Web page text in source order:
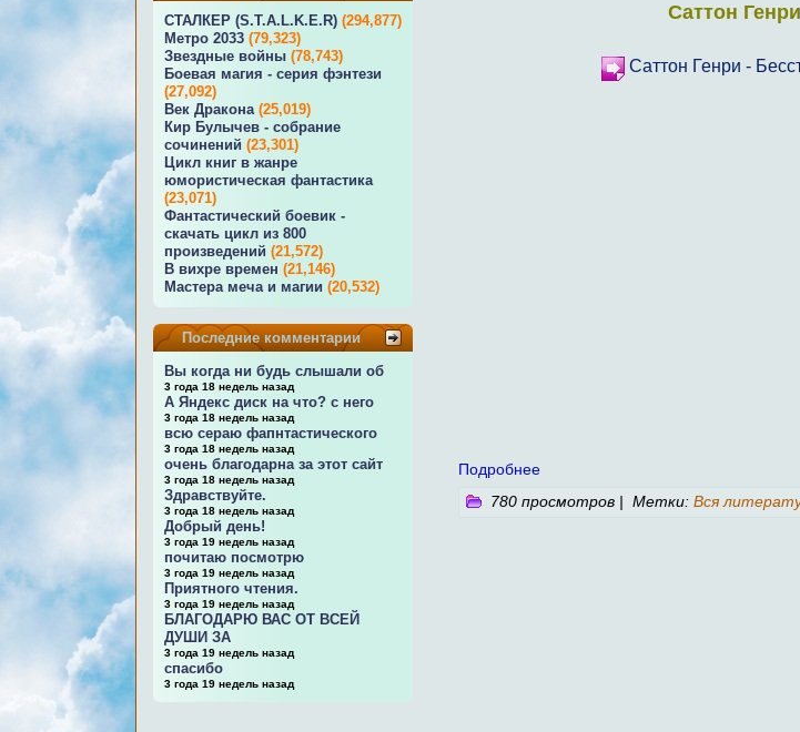
СТАЛКЕР (S.T.A.L.K.E.R) (294,877)
Метро 2033 (79,323)
Звездные войны (78,743)
Боевая магия - серия фэнтези
(27,092)
Век Дракона (25,019)
Кир Булычев - собрание
сочинений (23,301)
Цикл книг в жанре
юмористическая фантастика
(23,071)
Фантастический боевик -
скачать цикл из 800
произведений (21,572)
В вихре времен (21,146)
Мастера меча и магии (20,532)
Последние комментарии
Вы когда ни будь слышали об
3 года 18 недель назад
А Яндекс диск на что? с него
3 года 18 недель назад
всю сераю фапнтастического
3 года 18 недель назад
очень благодарна за этот сайт
3 года 18 недель назад
Здравствуйте.
3 года 18 недель назад
Добрый день!
3 года 19 недель назад
почитаю посмотрю
3 года 19 недель назад
Приятного чтения.
3 года 19 недель назад
БЛАГОДАРЮ ВАС ОТ ВСЕЙ
ДУШИ ЗА
3 года 19 недель назад
спасибо
3 года 19 недель назад
Саттон Генри
Саттон Генри -
Подробнее
780 просмотров | Метки: Вся